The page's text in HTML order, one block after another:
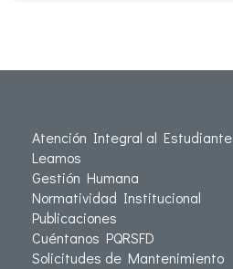
Atención Integral al Estudiante
Leamos
Gestión Humana
Normatividad Institucional
Publicaciones
Cuéntanos PQRSFD
Solicitudes de Mantenimiento